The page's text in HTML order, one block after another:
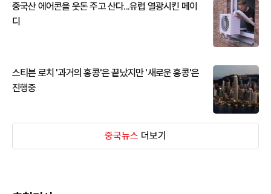
중국산 에어콘을 웃돈 주고 산다...유럽 열광시킨 메이
디
스티븐 로치 '과거의 홍콩'은 끝났지만 '새로운 홍콩'은
진행중
중국뉴스 더보기